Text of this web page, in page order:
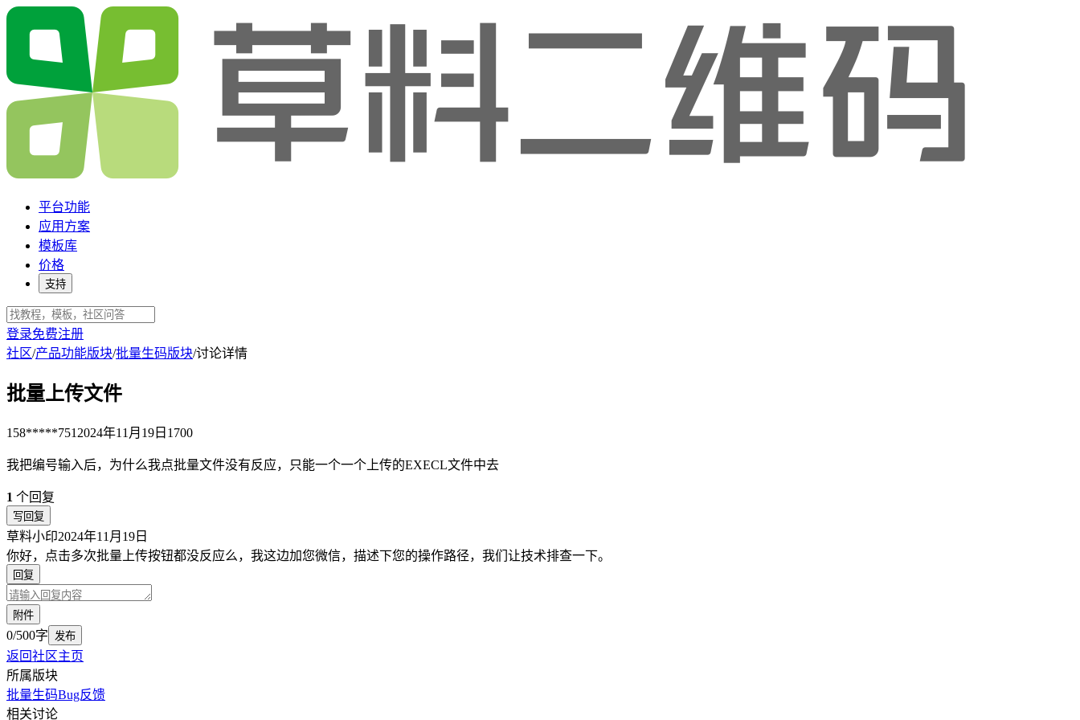
平台功能
应用方案
模板库
价格
支持
登录免费注册
社区/产品功能版块/批量生码版块/讨论详情
批量上传文件
158*****751 2024年11月19日 1700
我把编号输入后，为什么我点批量文件没有反应，只能一个一个上传的EXECL文件中去
1 个回复
写回复
草料小印2024年11月19日
你好，点击多次批量上传按钮都没反应么，我这边加您微信，描述下您的操作路径，我们让技术排查一下。
回复
附件
0/500字 发布
返回社区主页
所属版块
批量生码Bug反馈
相关讨论